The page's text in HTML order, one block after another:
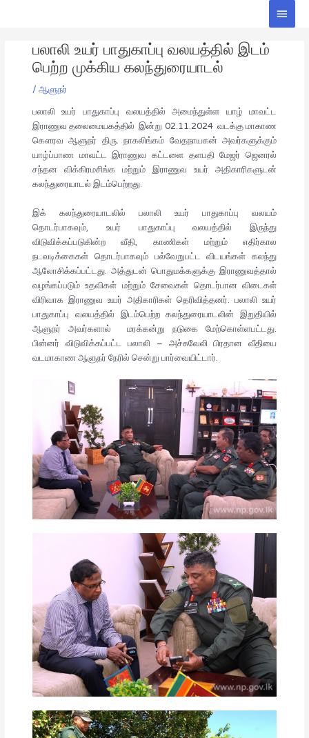
Main
பலாலி உயர் பாதுகாப்பு வலயத்தில் இடம்
பெற்ற முக்கிய கலந்துரையாடல்
/ ஆளுநர்
பலாலி உயர் பாதுகாப்பு வலயத்தில் அமைந்துள்ள யாழ் மாவட்ட
இராணுவ தலைமையகத்தில் இன்று 02.11.2024 வடக்கு மாகாண
கௌரவ ஆளுநர் திரு. நாகலிங்கம் வேதநாயகன் அவர்களுக்கும்
யாழ்ப்பாண மாவட்ட இராணுவ கட்டளை தளபதி மேஜர் ஜெனரல்
சந்தன விக்கிரமசிங்க மற்றும் இராணுவ உயர் அதிகாரிகளுடன்
கலந்துரையாடல் இடம்பெற்றது.
இக் கலந்துரையாடலில் பலாலி உயர் பாதுகாப்பு வலயம்
தொடர்பாகவும், உயர் பாதுகாப்பு வலயத்தில் இருந்து
விடுவிக்கப்படுகின்ற வீதி, காணிகள் மற்றும் எதிர்கால
நடவடிக்கைகள் தொடர்பாகவும் பல்வேறுபட்ட விடயங்கள் கலந்து
ஆலோசிக்கப்பட்டது. அத்துடன் பொதுமக்களுக்கு இராணுவத்தால்
வழங்கப்படும் உதவிகள் மற்றும் சேவைகள் தொடர்பான விடைகள்
விரிவாக இராணுவ உயர் அதிகாரிகள் தெரிவித்தனர். பலாலி உயர்
பாதுகாப்பு வலயத்தில் இடம்பெற்ற கலந்துரையாடலின் இறுதியில்
ஆளுநர் அவர்களால் மரக்கன்று நடுகை மேற்கொள்ளபட்டது.
பின்னர் விடுவிக்கப்பட்ட பலாலி – அச்சுவேலி பிரதான வீதியை
வடமாகாண ஆளுநர் நேரில் சென்று பார்வையிட்டார்.
navigation